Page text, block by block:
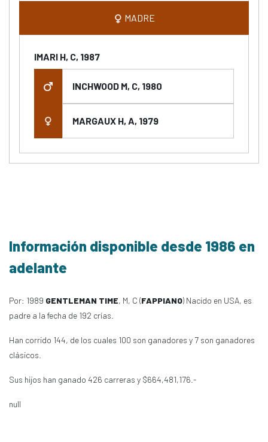
MADRE
IMARI H, C, 1987
INCHWOOD M, C, 1980
MARGAUX H, A, 1979
Información disponible desde 1986 en
adelante
Por: 1989 GENTLEMAN TIME, M, C (FAPPIANO) Nacido en USA, es
padre a la fecha de 192 crías.
Han corrido 144, de los cuales 100 son ganadores y 7 son ganadores
clásicos.
Sus hijos han ganado 426 carreras y $664,481,176.-
null